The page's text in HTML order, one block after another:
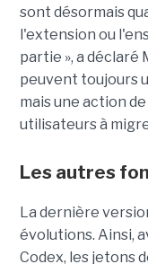
sont désormais
l'extension ou
partie », a
peuvent toujours
mais une action
utilisateurs à
Les autres
La dernière
évolutions. Ainsi,
Codex, les jetons